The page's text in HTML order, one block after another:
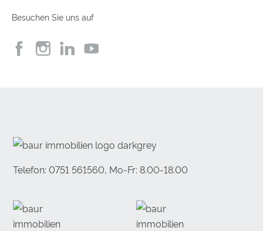
Besuchen Sie uns auf
Telefon: 0751 561560, Mo-Fr: 8.00-18.00